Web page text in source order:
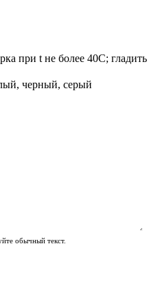
при t не более 40С; гладить
черный, серый
обычный текст.